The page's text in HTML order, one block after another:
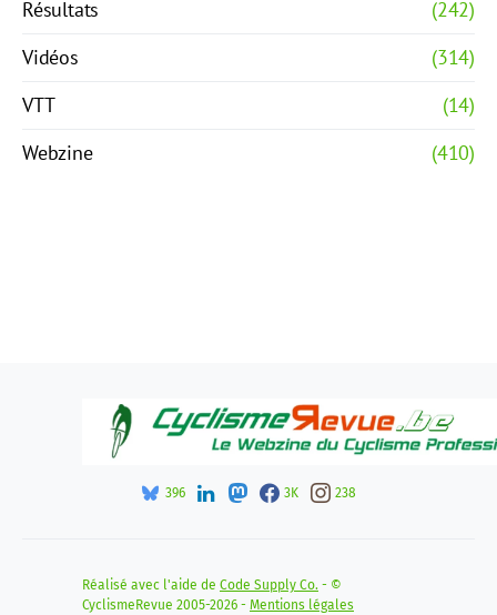
Résultats
(242)
Vidéos
(314)
VTT
(14)
Webzine
(410)
396 3K 238
Réalisé avec l'aide de Code Supply Co. - ©
CyclismeRevue 2005-2026 - Mentions légales